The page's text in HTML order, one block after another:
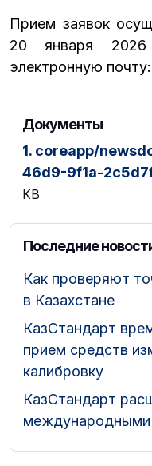
Прием заявок
20 января 2026
электронную почту:
Документы
1. coreapp/
46d9-9f1a-
KB
Последние
Как проверяют
в Казахстане
КазСтандарт
прием средств
калибровку
КазСтандарт
международными